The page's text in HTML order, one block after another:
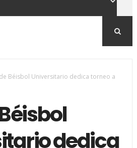
Béisbol Universitario dedica torneo a
dedica